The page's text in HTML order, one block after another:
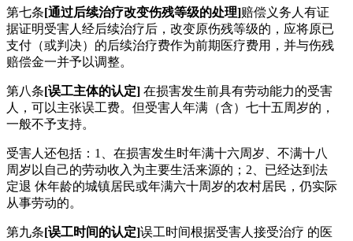
第七条[通过后续治疗改变伤残等级的处理]赔偿义务人有证
据证明受害人经后续治疗后，改变原伤残等级的，应将原已
支付（或判决）的后续治疗费作为前期医疗费用，并与伤残
赔偿金一并予以调整。
第八条[误工主体的认定] 在损害发生前具有劳动能力的受害
人，可以主张误工费。但受害人年满（含）七十五周岁的，
一般不予支持。
受害人还包括：1、在损害发生时年满十六周岁、不满十八
周岁以自己的劳动收入为主要生活来源的；2、已经达到法
定退 休年龄的城镇居民或年满六十周岁的农村居民，仍实际
从事劳动的。
第九条[误工时间的认定]误工时间根据受害人接受治疗 的医